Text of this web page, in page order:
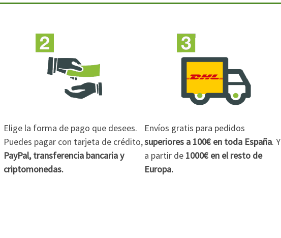
Elige la forma de pago que desees.
Puedes pagar con tarjeta de crédito,
PayPal, transferencia bancaria y
criptomonedas.
Envíos gratis para pedidos
superiores a 100€ en toda España. Y
a partir de 1000€ en el resto de
Europa.